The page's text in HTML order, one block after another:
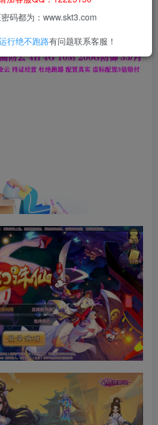
担。
码都为：www.skt3.com
行绝不跑路有问题联系客服！